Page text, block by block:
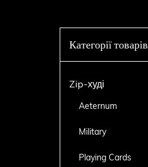
Категорії товарів
Zip-худі
Aeternum
Military
Playing Cards